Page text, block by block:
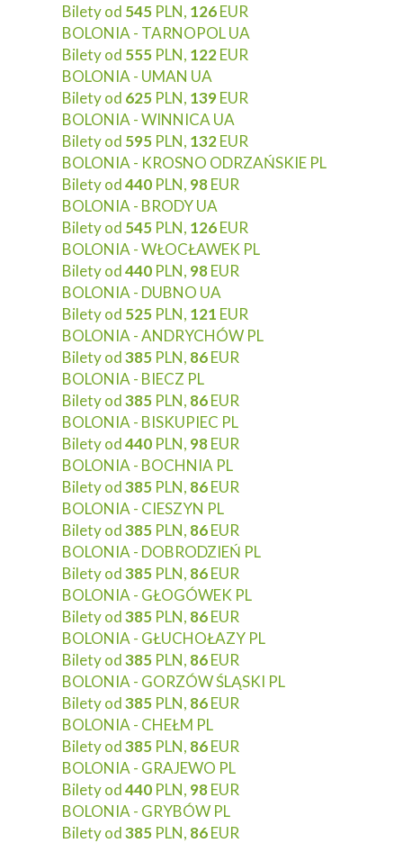
Bilety od 545 PLN, 126EUR
BOLONIA - TARNOPOL UA
Bilety od 555 PLN, 122EUR
BOLONIA - UMAN UA
Bilety od 625 PLN, 139EUR
BOLONIA - WINNICA UA
Bilety od 595 PLN, 132EUR
BOLONIA - KROSNO ODRZAŃSKIE PL
Bilety od440 PLN, 98EUR
BOLONIA - BRODY UA
Bilety od 545 PLN, 126EUR
BOLONIA - WŁOCŁAWEK PL
Bilety od440 PLN, 98EUR
BOLONIA - DUBNO UA
Bilety od 525 PLN, 121 EUR
BOLONIA - ANDRYCHÓW PL
Bilety od385 PLN, 86EUR
BOLONIA - BIECZ PL
Bilety od385 PLN, 86EUR
BOLONIA - BISKUPIEC PL
Bilety od440 PLN, 98EUR
BOLONIA - BOCHNIA PL
Bilety od385 PLN, 86EUR
BOLONIA - CIESZYN PL
Bilety od385 PLN, 86EUR
BOLONIA - DOBRODZIEŃ PL
Bilety od385 PLN, 86EUR
BOLONIA - GŁOGÓWEK PL
Bilety od385 PLN, 86EUR
BOLONIA - GŁUCHOŁAZY PL
Bilety od385 PLN, 86EUR
BOLONIA - GORZÓW ŚLĄSKI PL
Bilety od385 PLN, 86EUR
BOLONIA - CHEŁM PL
Bilety od385 PLN, 86EUR
BOLONIA - GRAJEWO PL
Bilety od440 PLN, 98EUR
BOLONIA - GRYBÓW PL
Bilety od385 PLN, 86EUR